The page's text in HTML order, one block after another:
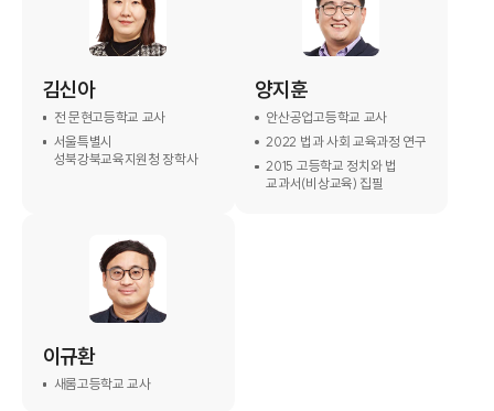
김신아
전 문현고등학교 교사
서울특별시
성북강북교육지원청 장학사
양지훈
안산공업고등학교 교사
2022 법과 사회 교육과정 연구
2015 고등학교 정치와 법
교과서(비상교육) 집필
이규환
새롬고등학교 교사